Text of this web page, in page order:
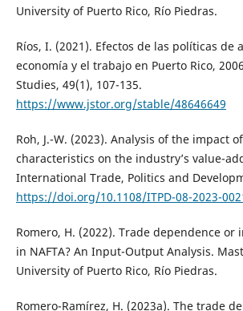
University of Puerto Rico, Río Piedras.
Ríos, I. (2021). Efectos de las políticas de
economía y el trabajo en Puerto Rico,
Studies, 49(1), 107-135.
https://www.jstor.org/stable/48646649
Roh, J.-W. (2023). Analysis of the impact
characteristics on the industry’s value-
International Trade, Politics and
https://doi.org/10.1108/ITPD-08-2023-
Romero, H. (2022). Trade dependence or
in NAFTA? An Input-Output Analysis.
University of Puerto Rico, Río Piedras.
Romero-Ramírez, H. (2023a). The trade